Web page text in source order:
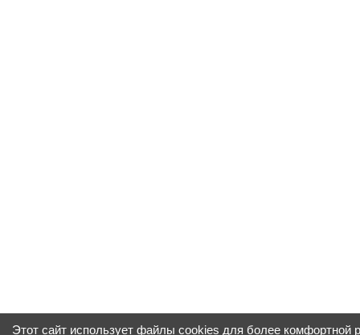
Этот сайт использует файлы cookies для более комфортной